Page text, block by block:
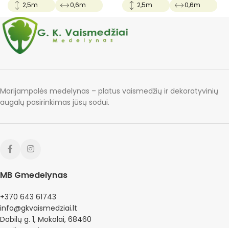
2,5m
0,6m
2,5m
0,6m
Marijampolės medelynas – platus vaismedžių ir dekoratyvinių
augalų pasirinkimas jūsų sodui.
MB Gmedelynas
+370 643 61743
info@gkvaismedziai.lt
Dobilų g. 1, Mokolai, 68460